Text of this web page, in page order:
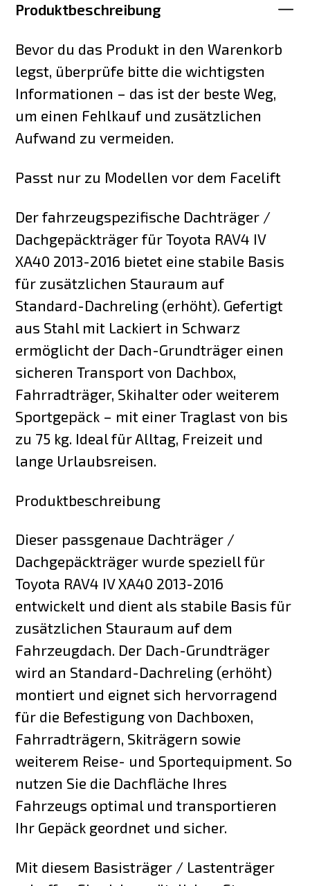
Produktbeschreibung
Bevor du das Produkt in den Warenkorb
legst, überprüfe bitte die wichtigsten
Informationen – das ist der beste Weg,
um einen Fehlkauf und zusätzlichen
Aufwand zu vermeiden.
Passt nur zu Modellen vor dem Facelift
Der fahrzeugspezifische Dachträger /
Dachgepäckträger für Toyota RAV4 IV
XA40 2013-2016 bietet eine stabile Basis
für zusätzlichen Stauraum auf
Standard-Dachreling (erhöht). Gefertigt
aus Stahl mit Lackiert in Schwarz
ermöglicht der Dach-Grundträger einen
sicheren Transport von Dachbox,
Fahrradträger, Skihalter oder weiterem
Sportgepäck – mit einer Traglast von bis
zu 75 kg. Ideal für Alltag, Freizeit und
lange Urlaubsreisen.
Produktbeschreibung
Dieser passgenaue Dachträger /
Dachgepäckträger wurde speziell für
Toyota RAV4 IV XA40 2013-2016
entwickelt und dient als stabile Basis für
zusätzlichen Stauraum auf dem
Fahrzeugdach. Der Dach-Grundträger
wird an Standard-Dachreling (erhöht)
montiert und eignet sich hervorragend
für die Befestigung von Dachboxen,
Fahrradträgern, Skiträgern sowie
weiterem Reise- und Sportequipment. So
nutzen Sie die Dachfläche Ihres
Fahrzeugs optimal und transportieren
Ihr Gepäck geordnet und sicher.
Mit diesem Basisträger / Lastenträger